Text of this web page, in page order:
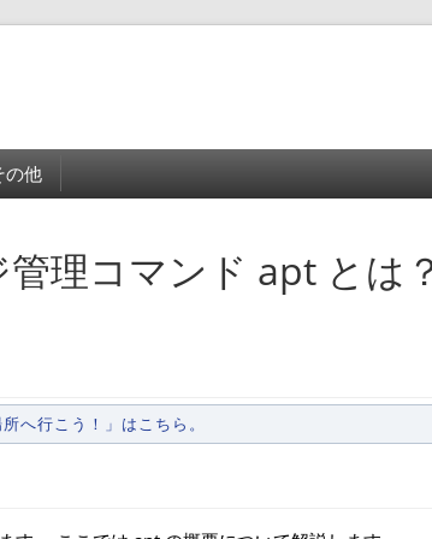
の他
理コマンド apt とは
へ行こう！」はこちら。